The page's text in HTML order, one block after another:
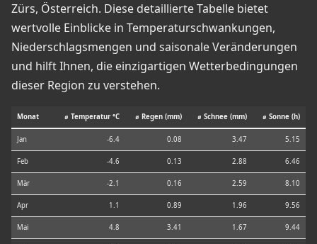
Zürs, Österreich. Diese detaillierte Tabelle bietet
wertvolle Einblicke in Temperaturschwankungen,
Niederschlagsmengen und saisonale Veränderungen
und hilft Ihnen, die einzigartigen Wetterbedingungen
dieser Region zu verstehen.
Monat ⌀ Temperatur °C ⌀ Regen (mm) ⌀ Schnee (mm) ⌀ Sonne (h)
Jan -6.4 0.08 3.47 5.15
Feb -4.6 0.13 2.88 6.46
Mär -2.1 0.16 2.59 8.10
Apr 1.1 0.89 1.96 9.56
Mai 4.8 3.41 1.67 9.44